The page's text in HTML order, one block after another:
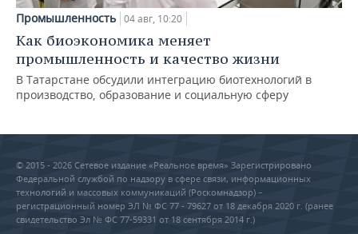
Промышленность 04 авг, 10:20
Как биоэкономика меняет
промышленность и качество жизни
В Татарстане обсудили интеграцию биотехнологий в
производство, образование и социальную сферу
© 2015 - 2026 Сетевое издание «Реальное время» Зарегистрировано
Федеральной службой по надзору в сфере связи, информационных
технологий и массовых коммуникаций (Роскомнадзор) –
регистрационный номер ЭЛ № ФС 77 - 79627 от 18 декабря 2020 г. (ранее
свидетельство Эл № ФС 77-59331 от 18 сентября 2014 г.)